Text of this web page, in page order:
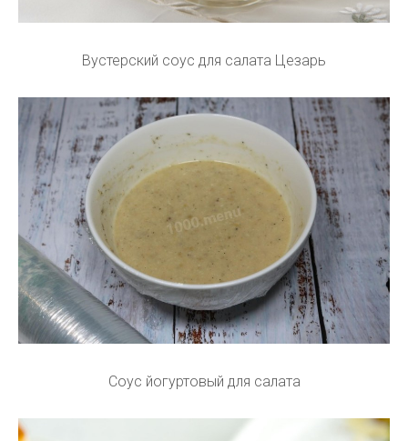
Вустерский соус для салата Цезарь
Соус йогуртовый для салата